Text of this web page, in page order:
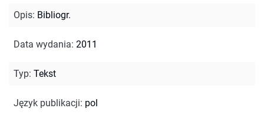
Opis: Bibliogr.
Data wydania: 2011
Typ: Tekst
Język publikacji: pol